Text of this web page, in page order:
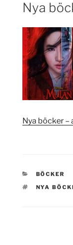
Nya
Nya böcker –
BÖCKER
TAGGAR
NYA